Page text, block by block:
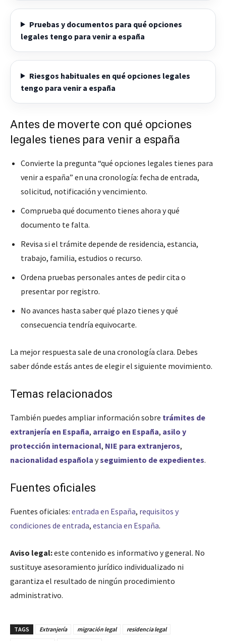
Pruebas y documentos para qué opciones
legales tengo para venir a españa
Riesgos habituales en qué opciones legales
tengo para venir a españa
Antes de moverte con qué opciones
legales tienes para venir a españa
Convierte la pregunta “qué opciones legales tienes para
venir a españa” en una cronología: fecha de entrada,
solicitud, notificación y vencimiento.
Comprueba qué documento tienes ahora y qué
documento te falta.
Revisa si el trámite depende de residencia, estancia,
trabajo, familia, estudios o recurso.
Ordena pruebas personales antes de pedir cita o
presentar por registro.
No avances hasta saber qué plazo tienes y qué
consecuencia tendría equivocarte.
La mejor respuesta sale de una cronología clara. Debes
saber dónde estás antes de elegir el siguiente movimiento.
Temas relacionados
También puedes ampliar información sobre trámites de
extranjería en España, arraigo en España, asilo y
protección internacional, NIE para extranjeros,
nacionalidad española yseguimiento de expedientes.
Fuentes oficiales
Fuentes oficiales: entrada en España, requisitos y
condiciones de entrada, estancia en España.
Aviso legal:este contenido es informativo y general. No
sustituye asesoramiento jurídico individualizado ni
garantiza el resultado de ningún procedimiento
administrativo.
TAGS Extranjería migración legal
residencia legal